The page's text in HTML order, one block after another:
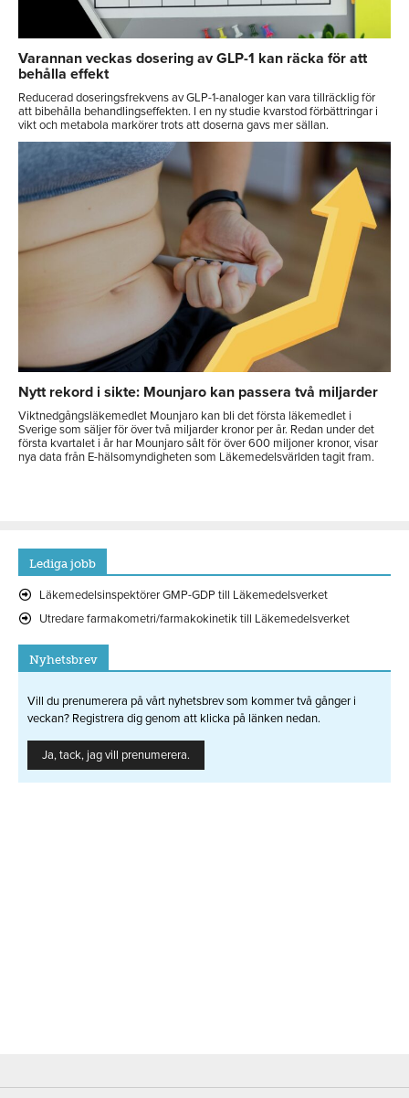
Varannan veckas dosering av GLP-1 kan räcka för att
behålla effekt
Reducerad doseringsfrekvens av GLP-1-analoger kan vara tillräcklig för
att bibehålla behandlingseffekten. I en ny studie kvarstod förbättringar i
vikt och metabola markörer trots att doserna gavs mer sällan.
Nytt rekord i sikte: Mounjaro kan passera två miljarder
Viktnedgångsläkemedlet Mounjaro kan bli det första läkemedlet i
Sverige som säljer för över två miljarder kronor per år. Redan under det
första kvartalet i år har Mounjaro sålt för över 600 miljoner kronor, visar
nya data från E-hälsomyndigheten som Läkemedelsvärlden tagit fram.
Lediga jobb
Läkemedelsinspektörer GMP-GDP till Läkemedelsverket
Utredare farmakometri/farmakokinetik till Läkemedelsverket
Nyhetsbrev
Vill du prenumerera på vårt nyhetsbrev som kommer två gånger i
veckan? Registrera dig genom att klicka på länken nedan.
Ja, tack, jag vill prenumerera.